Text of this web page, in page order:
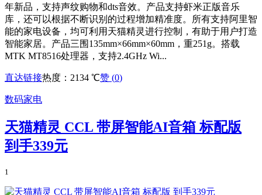
年新品，支持声纹购物和dts音效。产品支持虾米正版音乐
库，还可以根据不断识别的过程增加精准度。所有支持阿里智
能的家电设备，均可利用天猫精灵进行控制，有助于用户打造
智能家居。产品三围135mm×66mm×60mm，重251g。搭载
MTK MT8516处理器，支持2.4GHz Wi...
直达链接热度：2134 ℃赞 (0)
数码家电
天猫精灵 CCL 带屏智能AI音箱 标配版
到手339元
1